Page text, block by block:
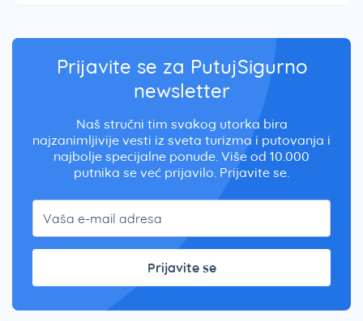
Prijavite se za PutujSigurno
newsletter
Naš stručni tim svakog utorka bira
najzanimljivije vesti iz sveta turizma i putovanja i
najbolje specijalne ponude. Više od 10.000
putnika se već prijavilo. Prijavite se.
Prijavite se